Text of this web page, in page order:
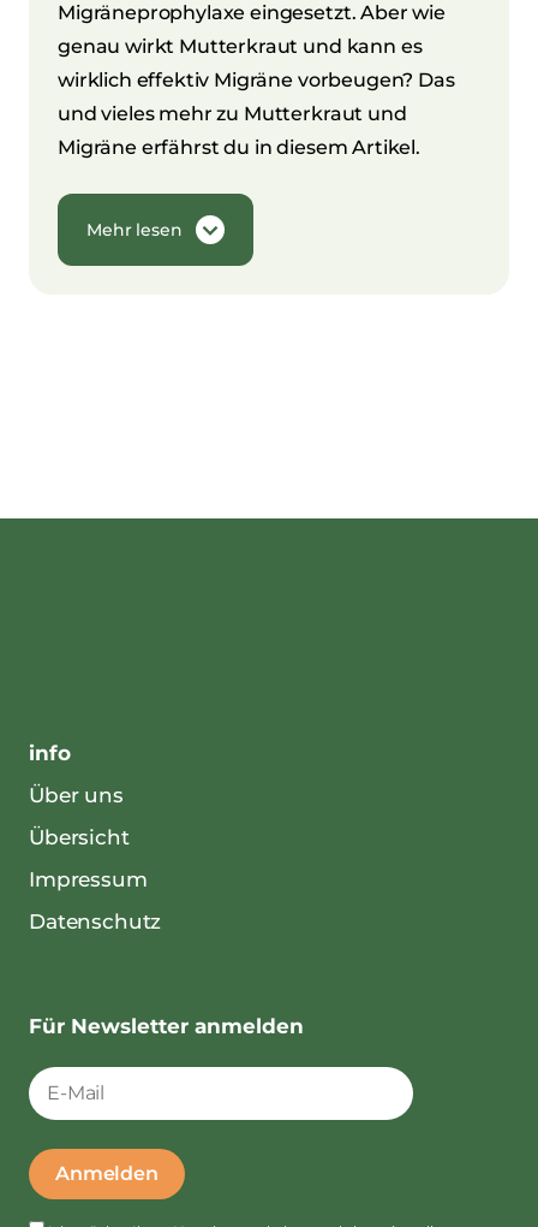
Migräneprophylaxe eingesetzt. Aber wie
genau wirkt Mutterkraut und kann es
wirklich effektiv Migräne vorbeugen? Das
und vieles mehr zu Mutterkraut und
Migräne erfährst du in diesem Artikel.
Mehr lesen
info
Über uns
Übersicht
Impressum
Datenschutz
Für Newsletter anmelden
Anmelden